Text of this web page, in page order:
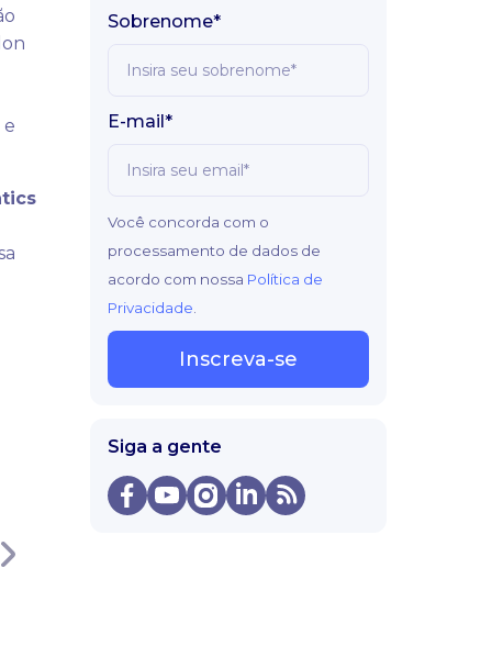
e
Sobrenome*
E-mail*
Você concorda com o
processamento de dados de
acordo com nossa Política de
Privacidade
Inscreva-se
Siga a gente